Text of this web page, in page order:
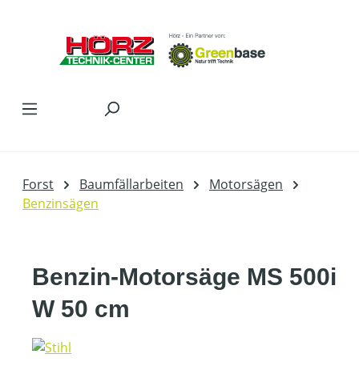
Forst Baumfällarbeiten
Motorsägen
Benzinsägen
Benzin-Motorsäge MS 500i
W 50 cm